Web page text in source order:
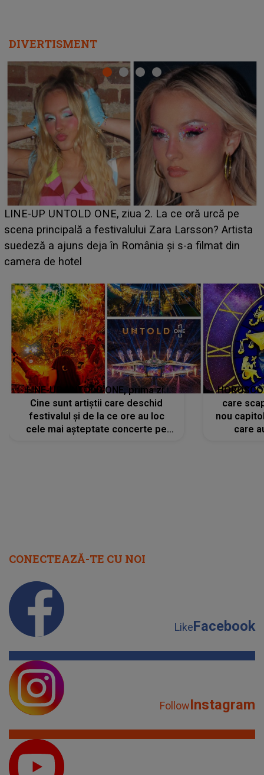
DIVERTISMENT
Ce a dezvăluit noua concurentă din "Casa Iubirii" l-a
luat prin surprindere pe Emanuel. CINE ESTE
BĂIATUL VIZAT de Alexandra?! Aflându-se în fața
faptului împlinit, A RECUNOSCUT IMEDIAT: "Am
LINE-UP UNTOLD ONE, prima zi.
Cine sunt artiștii care deschid
festivalul și de la ce ore au loc
cele mai așteptate concerte pe
care
nou
care
CONECTEAZĂ-TE CU NOI
LikeFacebook
FollowInstagram